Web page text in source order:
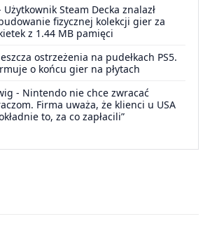
Użytkownik Steam Decka znalazł
fizycznej kolekcji gier za
z 1.44 MB pamięci
ostrzeżenia na pudełkach PS5.
o końcu gier na płytach
- Nintendo nie chce zwracać
Firma uważa, że klienci u USA
to, za co zapłacili”